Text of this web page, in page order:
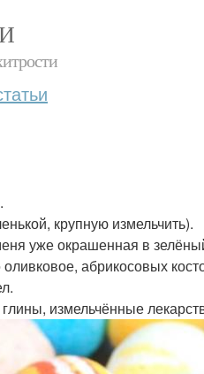
крупную измельчить).
уже окрашенная в
абрикосовых
измельчённые